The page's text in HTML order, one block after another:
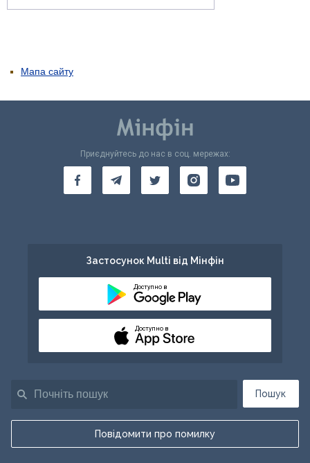
Мапа сайту
Пошук
Повідомити про помилку
Приєднуйтесь до нас в соц. мережах:
Застосунок Multi від Мінфін
Доступно в
Доступно в